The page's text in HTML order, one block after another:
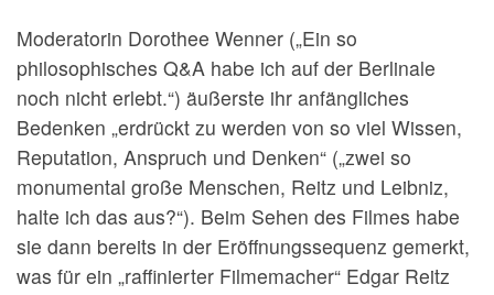
Moderatorin Dorothee Wenner („Ein so
philosophisches Q&A habe ich auf der Berlinale
noch nicht erlebt.“) äußerste ihr anfängliches
Bedenken „erdrückt zu werden von so viel Wissen,
Reputation, Anspruch und Denken“ („zwei so
monumental große Menschen, Reitz und Leibniz,
halte ich das aus?“). Beim Sehen des Filmes habe
sie dann bereits in der Eröffnungssequenz gemerkt,
was für ein „raffinierter Filmemacher“ Edgar Reitz